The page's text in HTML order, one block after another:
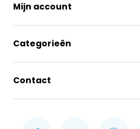
Mijn account
Categorieën
Contact